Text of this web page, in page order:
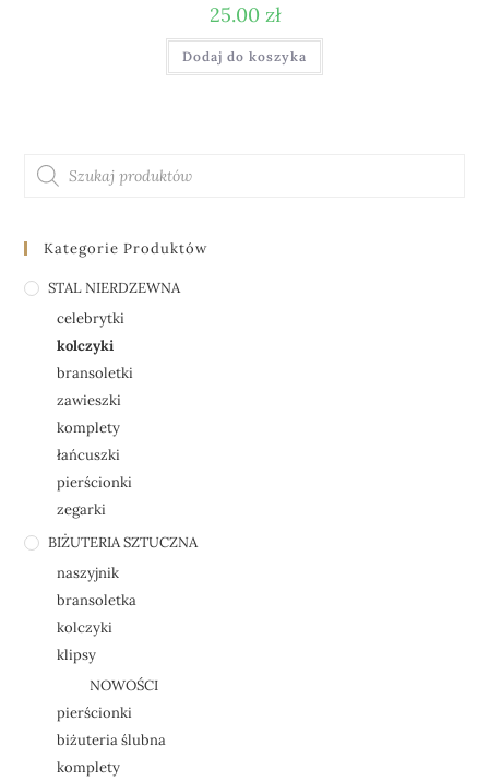
25.00 zł
Dodaj do koszyka
Kategorie Produktów
STAL NIERDZEWNA
celebrytki
kolczyki
bransoletki
zawieszki
komplety
łańcuszki
pierścionki
zegarki
BIŻUTERIA SZTUCZNA
naszyjnik
bransoletka
kolczyki
klipsy
NOWOŚCI
pierścionki
biżuteria ślubna
komplety